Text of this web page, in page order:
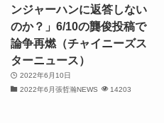
(32)
ンジャーハンに返答しない
のか？」6/10の龔俊投稿で
論争再燃（チャイニーズス
ターニュース）
2022年6月10日
2022年6月張哲瀚NEWS
14203